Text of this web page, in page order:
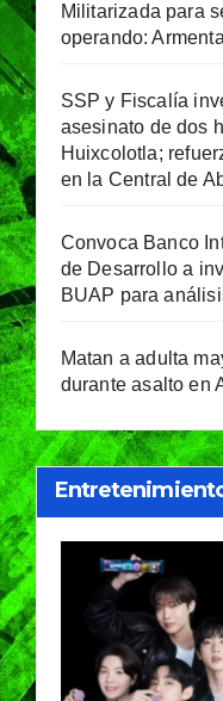
Militarizada para
operando: Armenta
SSP y Fiscalía
asesinato de dos
Huixcolotla;
en la Central de
Convoca Banco
de Desarrollo a
BUAP para
Matan a adulta
durante asalto en